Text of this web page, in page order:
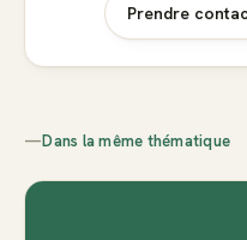
Prendre
—Dans la même thématique